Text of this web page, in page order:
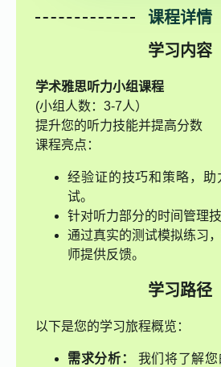
课程详情
学习内容
学术雅思听力小组课程
(小组人数：3-7人）
提升您的听力技能并提高分数
课程亮点：
经验证的技巧和策略，助
试。
针对听力部分的时间管理技
通过真实的测试模拟练习
师提供反馈。
学习路径
以下是您的学习旅程概览：
需求分析：
我们将了解